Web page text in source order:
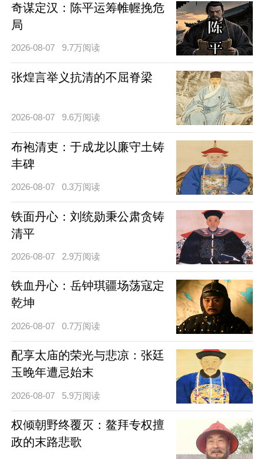
奇谋定汉：陈平运筹帷幄挽危
局
2026-08-07 9.7万阅读
张煌言举义抗清的不屈脊梁
2026-08-07 9.6万阅读
布袍清吏：于成龙以廉守土铸
丰碑
2026-08-07 0.3万阅读
铁面丹心：刘统勋秉公肃贪铸
清平
2026-08-07 2.9万阅读
铁血丹心：岳钟琪疆场荡寇定
乾坤
2026-08-07 0.7万阅读
配享太庙的荣光与悲凉：张廷
玉晚年遭忌始末
2026-08-07 5.9万阅读
权倾朝野终覆灭：鳌拜专权擅
政的末路悲歌